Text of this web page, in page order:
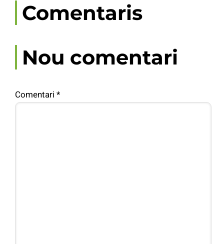
Comentaris
Nou comentari
Comentari *